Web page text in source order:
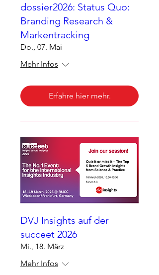
dossier2026: Status Quo:
Branding Research &
Markentracking
Do., 07. Mai
Mehr Infos
Erfahre hier mehr.
DVJ Insights auf der
succeet 2026
Mi., 18. März
Mehr Infos